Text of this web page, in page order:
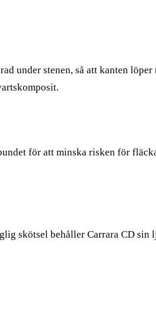
under stenen, så att kanten
för att minska risken för
skötsel behåller Carrara CD